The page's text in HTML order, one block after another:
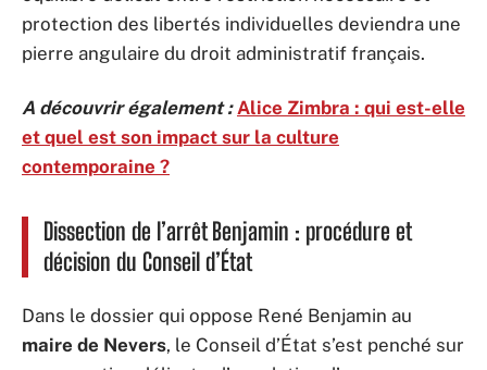
protection des libertés individuelles deviendra une
pierre angulaire du droit administratif français.
A découvrir également : Alice Zimbra : qui est-elle
et quel est son impact sur la culture
contemporaine ?
Dissection de l’arrêt Benjamin : procédure et
décision du Conseil d’État
Dans le dossier qui oppose René Benjamin au
maire de Nevers, le Conseil d’État s’est penché sur